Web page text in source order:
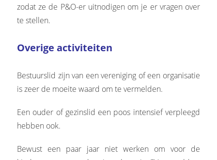
zodat ze de P&O-er uitnodigen om je er vragen over
te stellen.
Overige activiteiten
Bestuurslid zijn van een vereniging of een organisatie
is zeer de moeite waard om te vermelden.
Een ouder of gezinslid een poos intensief verpleegd
hebben ook.
Bewust een paar jaar niet werken om voor de